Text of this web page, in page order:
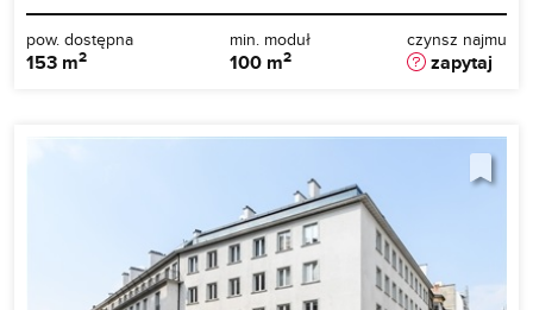
pow. dostępna
153 m2
min. moduł
100 m2
czynsz najmu
zapytaj